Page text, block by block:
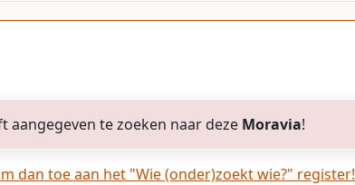
aangegeven te zoeken naar deze Moravia!
dan toe aan het "Wie (onder)zoekt wie?" register!